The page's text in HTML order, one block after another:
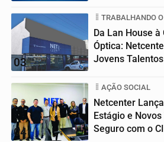
03
TRABALHANDO
Da Lan House
Óptica:
Jovens
04
AÇÃO SOCIAL
Netcenter
Estágio e
Seguro com o